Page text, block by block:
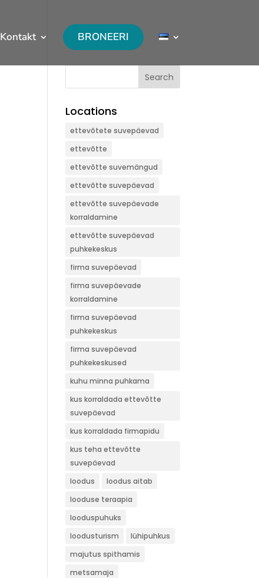
Kontakt BRONEERI
Search
Locations
ettevõtete suvepäevad
ettevõtte
ettevõtte suvemängud
ettevõtte suvepäevad
ettevõtte suvepäevade
korraldamine
ettevõtte suvepäevad
puhkekeskus
firma suvepäevad
firma suvepäevade
korraldamine
firma suvepäevad
puhkekeskus
firma suvepäevad
puhkekeskused
kuhu minna puhkama
kus korraldada ettevõtte
suvepäevad
kus korraldada firmapidu
kus teha ettevõtte
suvepäevad
loodus
loodus aitab
looduse teraapia
looduspuhuks
loodusturism
lühipuhkus
majutus spithamis
metsamaja